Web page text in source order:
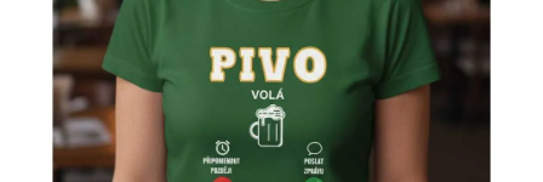
MÁM SRDCE POMÁHÁM
VÁNOCE
PROVIZNÍ SYSTÉM